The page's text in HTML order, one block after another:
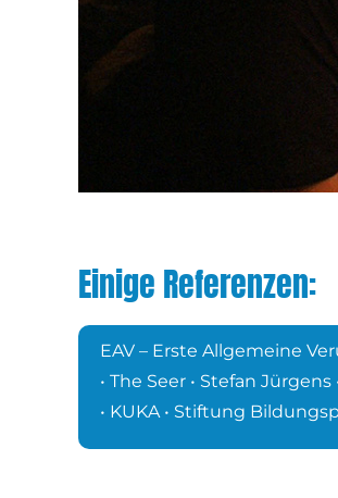
Einige Referenzen:
EAV – Erste Allgemeine
• The Seer • Stefan
• KUKA • Stiftung